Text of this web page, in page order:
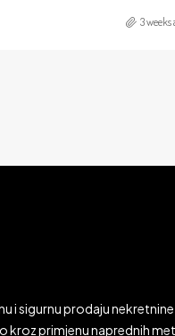
3 weeks
i sigurnu prodaju
primjenu naprednih